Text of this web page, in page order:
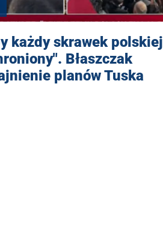
każdy skrawek polskiej
Błaszczak
planów Tuska